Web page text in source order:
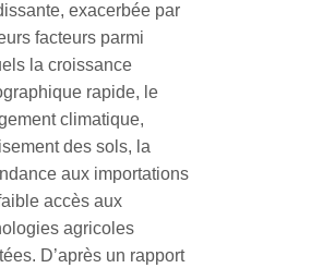
exacerbée par
facteurs parmi
la croissance
rapide, le
climatique,
des sols, la
aux importations
accès aux
agricoles
D’après un rapport